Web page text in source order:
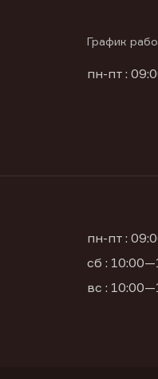
График
пн-пт :
пн-пт :
сб :
вс :